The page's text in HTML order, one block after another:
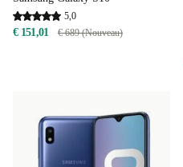
5,0
€ 151,01 € 689 (Nouveau)